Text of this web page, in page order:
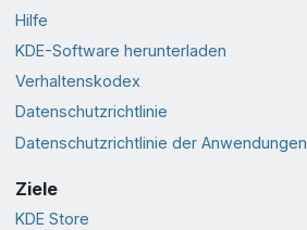
Hilfe
KDE-Software herunterladen
Verhaltenskodex
Datenschutzrichtlinie
Datenschutzrichtlinie der Anwendungen
Ziele
KDE Store